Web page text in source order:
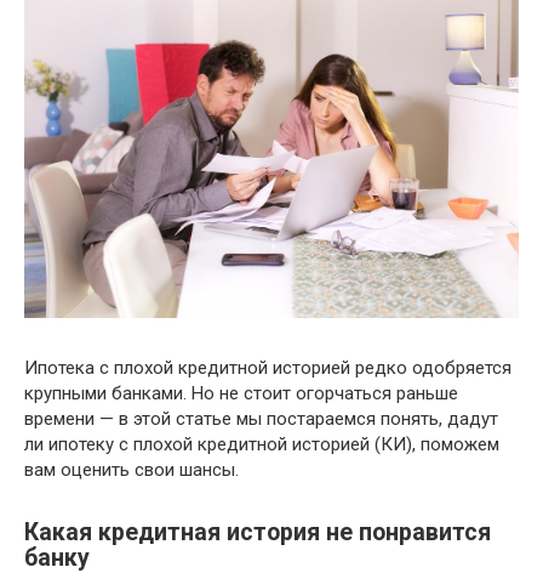
Ипотека с плохой кредитной историей редко одобряется
крупными банками. Но не стоит огорчаться раньше
времени — в этой статье мы постараемся понять, дадут
ли ипотеку с плохой кредитной историей (КИ), поможем
вам оценить свои шансы.
Какая кредитная история не понравится
банку